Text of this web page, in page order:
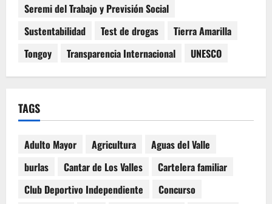
Seremi del Trabajo y Previsión Social
Sustentabilidad
Test de drogas
Tierra Amarilla
Tongoy
Transparencia Internacional UNESCO
TAGS
Adulto Mayor Agricultura
Aguas del Valle
burlas
Cantar de Los Valles
Cartelera familiar
Club Deportivo Independiente
Concurso